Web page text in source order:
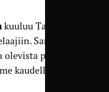
kuuluu Tampere
Samalla
pelaajista
kaudella